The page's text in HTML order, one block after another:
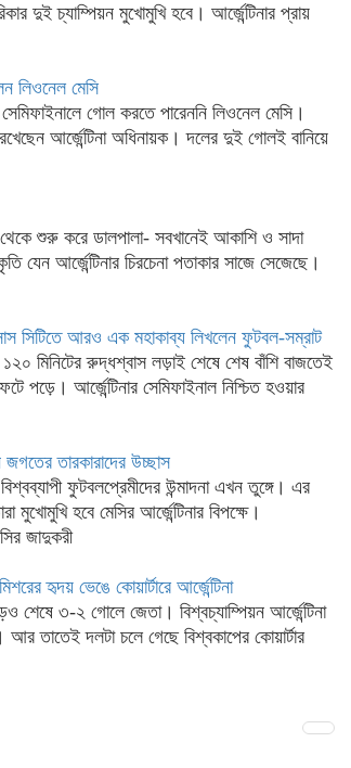
দুই চ্যাম্পিয়ন মুখোমুখি হবে। আর্জেন্টিনার প্রায়
লিওনেল মেসি
গোল করতে পারেননি লিওনেল মেসি।
আর্জেন্টিনা অধিনায়ক। দলের দুই গোলই বানিয়ে
শুরু করে ডালপালা- সবখানেই আকাশি ও সাদা
আর্জেন্টিনার চিরচেনা পতাকার সাজে সেজেছে।
সিটিতে আরও এক মহাকাব্য লিখলেন ফুটবল-সম্রাট
মিনিটের রুদ্ধশ্বাস লড়াই শেষে শেষ বাঁশি বাজতেই
পড়ে। আর্জেন্টিনার সেমিফাইনাল নিশ্চিত হওয়ার
তারকারাদের উচ্ছাস
ফুটবলপ্রেমীদের উন্মাদনা এখন তুঙ্গে। এর
হবে মেসির আর্জেন্টিনার বিপক্ষে।
জাদুকরী
হৃদয় ভেঙে কোয়ার্টারে আর্জেন্টিনা
শেষে ৩-২ গোলে জেতা। বিশ্বচ্যাম্পিয়ন আর্জেন্টিনা
তাতেই দলটা চলে গেছে বিশ্বকাপের কোয়ার্টার